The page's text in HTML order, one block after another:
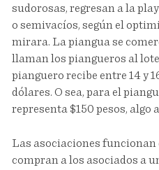
sudorosas, regresan a la
o semivacíos, según el
mirara. La piangua se
llaman los piangueros al lote
pianguero recibe entre 14 y
dólares. O sea, para el
representa $150 pesos, algo
Las asociaciones funcionan
compran a los asociados a